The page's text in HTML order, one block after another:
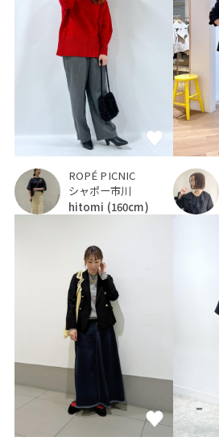
ROPÉ PICNIC
シャポー市川
hitomi (160cm)